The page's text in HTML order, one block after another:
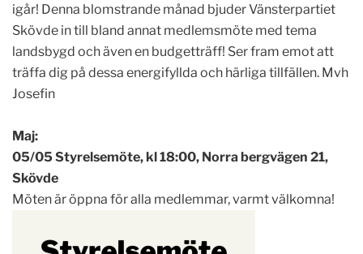
igår! Denna blomstrande månad bjuder Vänsterpartiet
Skövde in till bland annat medlemsmöte med tema
landsbygd och även en budgetträff! Ser fram emot att
träffa dig på dessa energifyllda och härliga tillfällen. Mvh
Josefin
Maj:
05/05 Styrelsemöte, kl 18:00, Norra bergvägen 21,
Skövde
Möten är öppna för alla medlemmar, varmt välkomna!